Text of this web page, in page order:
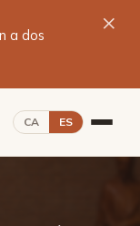
a dos
×
CA ES